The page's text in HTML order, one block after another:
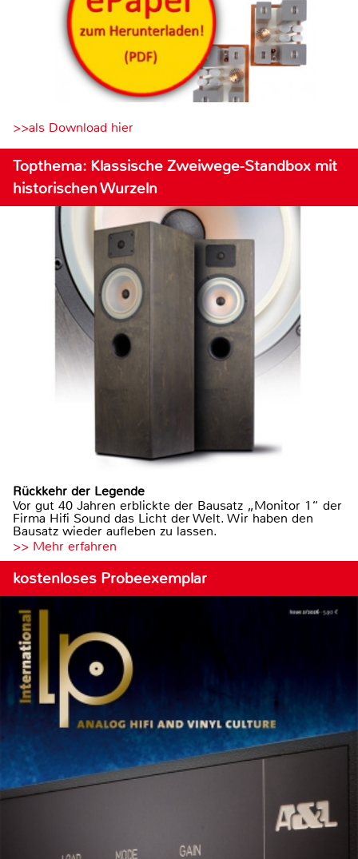
>>als Download hier
Topthema: Klassische Zweiwege-Standbox mit
historischen Wurzeln
Rückkehr der Legende
Vor gut 40 Jahren erblickte der Bausatz „Monitor 1“ der
Firma Hifi Sound das Licht der Welt. Wir haben den
Bausatz wieder aufleben zu lassen.
>> Mehr erfahren
kostenloses Probeexemplar